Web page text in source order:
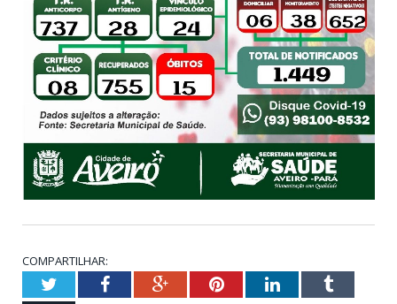
COMPARTILHAR:
TwitterFacebookGoogle+PinterestLinkedInTumblr